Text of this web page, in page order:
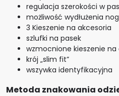
regulacja szerokości w
możliwość wydłużenia
3 Kieszenie na akcesoria
szlufki na pasek
wzmocnione kieszenie
krój „slim fit”
wszywka identyfikacyjna
Metoda znakowania